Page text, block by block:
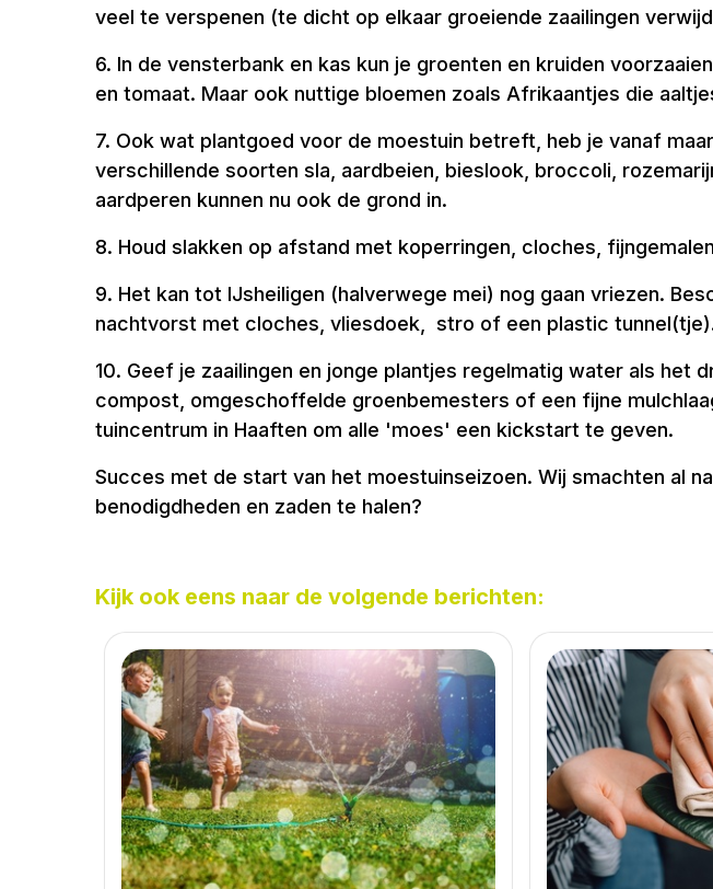
veel te verspenen (te dicht op elkaar groeiende zaailingen
6. In de vensterbank en kas kun je groenten en kruiden
en tomaat. Maar ook nuttige bloemen zoals Afrikaantjes die
7. Ook wat plantgoed voor de moestuin betreft, heb je vanaf
verschillende soorten sla, aardbeien, bieslook, broccoli,
aardperen kunnen nu ook de grond in.
8. Houd slakken op afstand met koperringen, cloches,
9. Het kan tot IJsheiligen (halverwege mei) nog gaan vriezen.
nachtvorst met cloches, vliesdoek, stro of een plastic
10. Geef je zaailingen en jonge plantjes regelmatig water als het
compost, omgeschoffelde groenbemesters of een fijne
tuincentrum in Haaften om alle 'moes' een kickstart te geven.
Succes met de start van het moestuinseizoen. Wij smachten al
benodigdheden en zaden te halen?
Kijk ook eens naar de volgende berichten: